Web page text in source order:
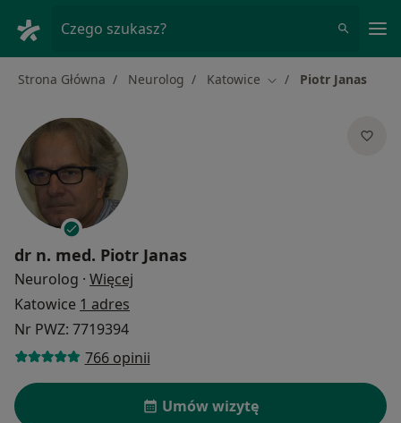
Czego szukasz?
Strona Główna Neurolog Katowice Zmień miasto
Piotr Janas
dr n. med. Piotr Janas
Neurolog · Więcej
Katowice 1 adres
Nr PWZ: 7719394
766 opinii
Umów wizytę